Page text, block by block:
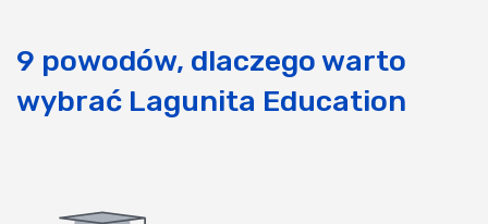
9 powodów, dlaczego warto
wybrać Lagunita Education